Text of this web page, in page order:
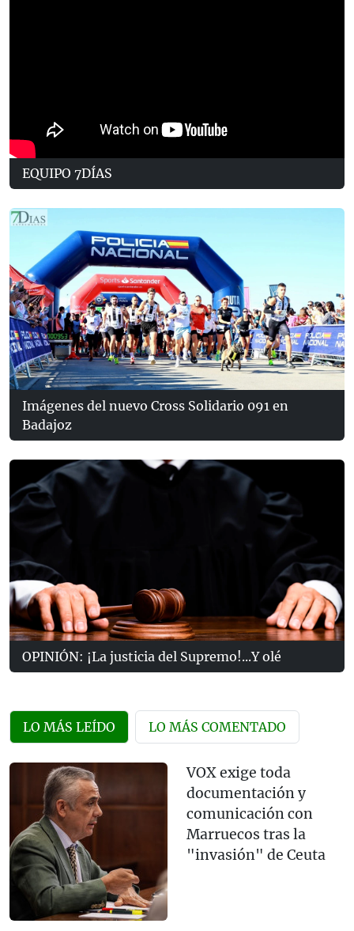
EQUIPO 7DÍAS
Imágenes del nuevo Cross Solidario 091 en
Badajoz
OPINIÓN: ¡La justicia del Supremo!...Y olé
LO MÁS LEÍDO LO MÁS COMENTADO
VOX exige toda
documentación y
comunicación con
Marruecos tras la
"invasión" de Ceuta